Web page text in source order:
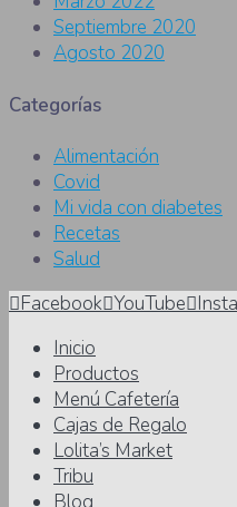
Septiembre 2020
Agosto 2020
Categorías
Alimentación
Covid
Mi vida con diabetes
Recetas
Salud
Facebook YouTube
Inicio
Productos
Menú Cafetería
Cajas de Regalo
Lolita’s Market
Tribu